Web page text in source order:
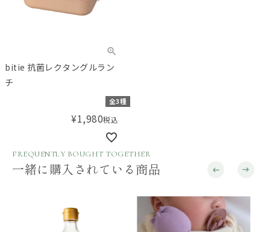
bitie 抗菌レクタングルラン
チ
全3種
¥1,980税込
FREQUENTLY BOUGHT TOGETHER
一緒に購入されている商品